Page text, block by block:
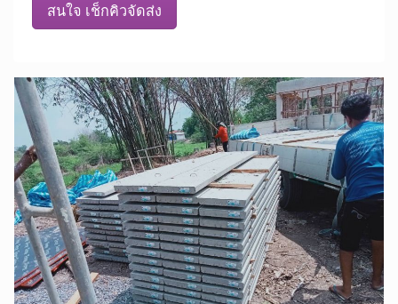
สนใจ เช็กคิวจัดส่ง